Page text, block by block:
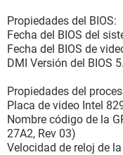
Propiedades del BIOS:
Fecha del BIOS del
Fecha del BIOS de
DMI Versión del BIOS
Propiedades del
Placa de video Intel
Nombre código de la
27A2, Rev 03)
Velocidad de reloj de